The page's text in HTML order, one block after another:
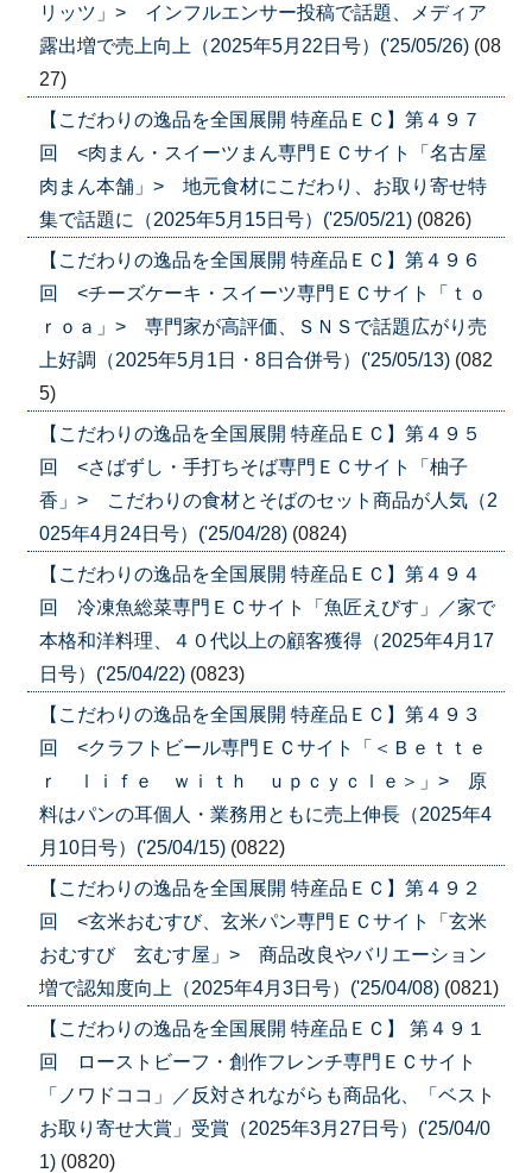
リッツ」> インフルエンサー投稿で話題、メディア
露出増で売上向上（2025年5月22日号）('25/05/26) (08
27)
【こだわりの逸品を全国展開 特産品ＥＣ】第４９７
回 <肉まん・スイーツまん専門ＥＣサイト「名古屋
肉まん本舗」> 地元食材にこだわり、お取り寄せ特
集で話題に（2025年5月15日号）('25/05/21) (0826)
【こだわりの逸品を全国展開 特産品ＥＣ】第４９６
回 <チーズケーキ・スイーツ専門ＥＣサイト「ｔｏ
ｒｏａ」> 専門家が高評価、ＳＮＳで話題広がり売
上好調（2025年5月1日・8日合併号）('25/05/13) (082
5)
【こだわりの逸品を全国展開 特産品ＥＣ】第４９５
回 <さばずし・手打ちそば専門ＥＣサイト「柚子
香」> こだわりの食材とそばのセット商品が人気（2
025年4月24日号）('25/04/28) (0824)
【こだわりの逸品を全国展開 特産品ＥＣ】第４９４
回 冷凍魚総菜専門ＥＣサイト「魚匠えびす」／家で
本格和洋料理、４０代以上の顧客獲得（2025年4月17
日号）('25/04/22) (0823)
【こだわりの逸品を全国展開 特産品ＥＣ】第４９３
回 <クラフトビール専門ＥＣサイト「＜Ｂｅｔｔｅ
ｒ ｌｉｆｅ ｗｉｔｈ ｕｐｃｙｃｌｅ＞」> 原
料はパンの耳個人・業務用ともに売上伸長（2025年4
月10日号）('25/04/15) (0822)
【こだわりの逸品を全国展開 特産品ＥＣ】第４９２
回 <玄米おむすび、玄米パン専門ＥＣサイト「玄米
おむすび 玄むす屋」> 商品改良やバリエーション
増で認知度向上（2025年4月3日号）('25/04/08) (0821)
【こだわりの逸品を全国展開 特産品ＥＣ】 第４９１
回 ローストビーフ・創作フレンチ専門ＥＣサイト
「ノワドココ」／反対されながらも商品化、「ベスト
お取り寄せ大賞」受賞（2025年3月27日号）('25/04/0
1) (0820)